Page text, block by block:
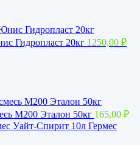
Гидропласт 20кг 1250,00 ₽
М200 Эталон 50кг 165,00 ₽
Уайт-Спирит 10л Гермес